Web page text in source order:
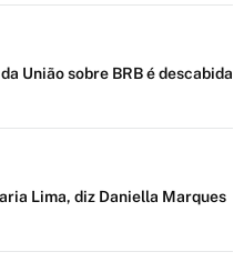
União sobre BRB é descabida
Lima, diz Daniella Marques